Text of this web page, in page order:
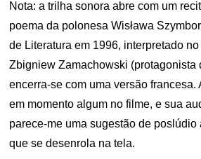
Nota: a trilha sonora abre com um
poema da polonesa Wisława
de Literatura em 1996, interpretado
Zbigniew Zamachowski (protagonista
encerra-se com uma versão francesa.
em momento algum no filme, e sua
parece-me uma sugestão de poslúdio
que se desenrola na tela.